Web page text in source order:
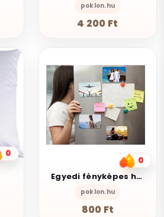
poklon.hu
4 200 Ft
0
0
Egyedi fényképes hűtőmágnes
poklon.hu
800 Ft